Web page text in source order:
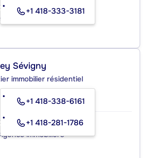
+1 418-333-3181
MAX ACCÈS INC.
immobilière
Sévigny
immobilier résidentiel
+1 418-338-6161
+1 418-281-1786
MAX ACCÈS INC.
immobilière